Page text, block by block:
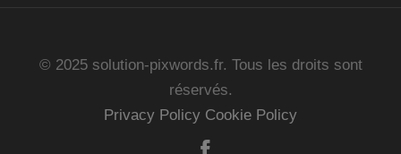
© 2025 solution-pixwords.fr. Tous les droits sont
réservés.
Privacy Policy Cookie Policy